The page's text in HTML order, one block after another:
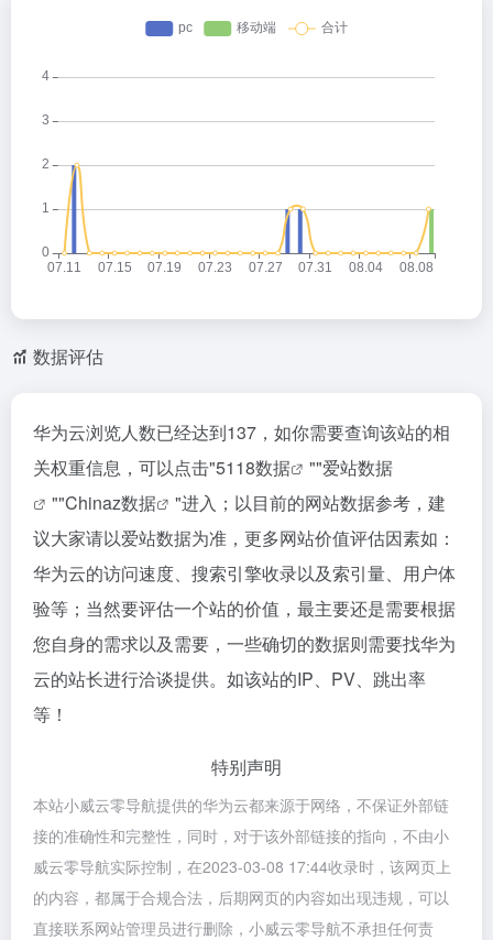
数据评估
华为云浏览人数已经达到137，如你需要查询该站的相
关权重信息，可以点击"5118数据 ""爱站数据
""Chinaz数据
"进入；以目前的网站数据参考，建
议大家请以爱站数据为准，更多网站价值评估因素如：
华为云的访问速度、搜索引擎收录以及索引量、用户体
验等；当然要评估一个站的价值，最主要还是需要根据
您自身的需求以及需要，一些确切的数据则需要找华为
云的站长进行洽谈提供。如该站的IP、PV、跳出率
等！
特别声明
本站小威云零导航提供的华为云都来源于网络，不保证外部链
接的准确性和完整性，同时，对于该外部链接的指向，不由小
威云零导航实际控制，在2023-03-08 17:44收录时，该网页上
的内容，都属于合规合法，后期网页的内容如出现违规，可以
直接联系网站管理员进行删除，小威云零导航不承担任何责